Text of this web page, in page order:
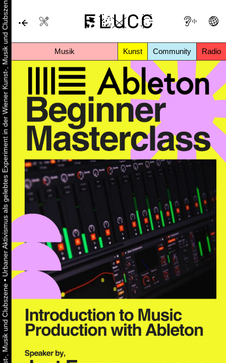
Musik Kunst Community Radio
•
Urbaner Aktivismus als gelebtes Experiment in der Wiener Kunst-, Musik und Clubszene